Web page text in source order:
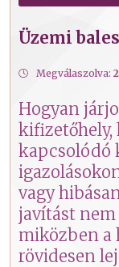
Üzemi
Megválaszolva:
Hogyan
kifizetőhely,
kapcsolódó
vagy
javítást nem
miközben a
rövidesen